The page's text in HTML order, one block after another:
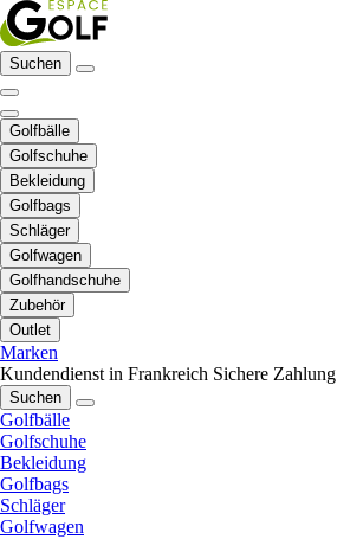
Suchen
Golfbälle
Golfschuhe
Bekleidung
Golfbags
Schläger
Golfwagen
Golfhandschuhe
Zubehör
Outlet
Marken
Kundendienst in Frankreich Sichere Zahlung
Suchen
Golfbälle
Golfschuhe
Bekleidung
Golfbags
Schläger
Golfwagen